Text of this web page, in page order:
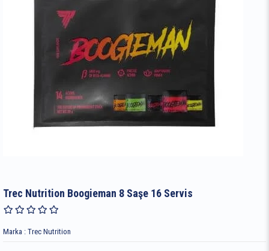
Trec Nutrition Boogieman 8 Saşe 16 Servis
Marka : Trec Nutrition